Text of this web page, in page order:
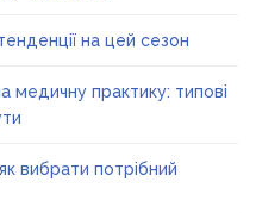
на цей сезон
медичну практику: типові
вибрати потрібний